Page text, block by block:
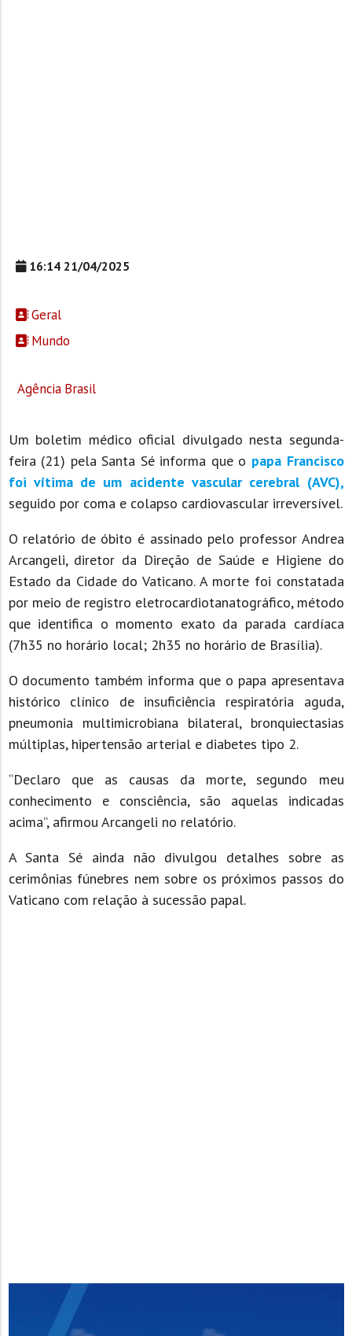
16:14 21/04/2025
Geral
Mundo
Agência Brasil
Um boletim médico oficial divulgado nesta segunda-
feira (21) pela Santa Sé informa que o papa Francisco
foi vítima de um acidente vascular cerebral (AVC),
seguido por coma e colapso cardiovascular irreversível.
O relatório de óbito é assinado pelo professor Andrea
Arcangeli, diretor da Direção de Saúde e Higiene do
Estado da Cidade do Vaticano. A morte foi constatada
por meio de registro eletrocardiotanatográfico, método
que identifica o momento exato da parada cardíaca
(7h35 no horário local; 2h35 no horário de Brasília).
O documento também informa que o papa apresentava
histórico clínico de insuficiência respiratória aguda,
pneumonia multimicrobiana bilateral, bronquiectasias
múltiplas, hipertensão arterial e diabetes tipo 2.
“Declaro que as causas da morte, segundo meu
conhecimento e consciência, são aquelas indicadas
acima”, afirmou Arcangeli no relatório.
A Santa Sé ainda não divulgou detalhes sobre as
cerimônias fúnebres nem sobre os próximos passos do
Vaticano com relação à sucessão papal.